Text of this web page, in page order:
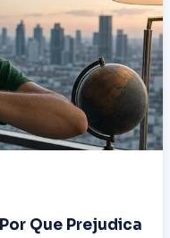
Que Prejudica